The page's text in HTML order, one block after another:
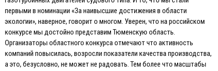
первыми в номинации «За наивысшие достижения в области
экологии», наверное, говорит о многом. Уверен, что на российском
конкурсе мы достойно представим Тюменскую область.
Организаторы областного конкурса отмечают что активность
компаний повысилась, возросли показатели качества производства,
а это, безусловно, не может не радовать. Тем более что масштабы